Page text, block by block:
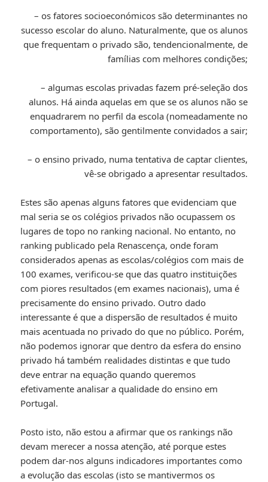
– os fatores socioeconómicos são determinantes no
sucesso escolar do aluno. Naturalmente, que os alunos
que frequentam o privado são, tendencionalmente, de
famílias com melhores condições;
– algumas escolas privadas fazem pré-seleção dos
alunos. Há ainda aquelas em que se os alunos não se
enquadrarem no perfil da escola (nomeadamente no
comportamento), são gentilmente convidados a sair;
– o ensino privado, numa tentativa de captar clientes,
vê-se obrigado a apresentar resultados.
Estes são apenas alguns fatores que evidenciam que
mal seria se os colégios privados não ocupassem os
lugares de topo no ranking nacional. No entanto, no
ranking publicado pela Renascença, onde foram
considerados apenas as escolas/colégios com mais de
100 exames, verificou-se que das quatro instituições
com piores resultados (em exames nacionais), uma é
precisamente do ensino privado. Outro dado
interessante é que a dispersão de resultados é muito
mais acentuada no privado do que no público. Porém,
não podemos ignorar que dentro da esfera do ensino
privado há também realidades distintas e que tudo
deve entrar na equação quando queremos
efetivamente analisar a qualidade do ensino em
Portugal.
Posto isto, não estou a afirmar que os rankings não
devam merecer a nossa atenção, até porque estes
podem dar-nos alguns indicadores importantes como
a evolução das escolas (isto se mantivermos os